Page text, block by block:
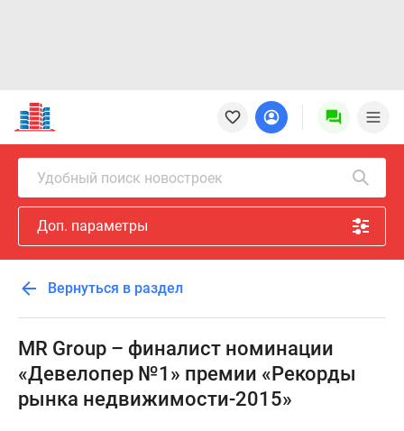
Новостройки
Квартиры
Ипотека
Новостройки
Москвы
Новостройки
Подмосковья
Новостройки
Москвы
Готовые
новостройки
Новостройки
карте
Удобный поиск новостроек
Доп. параметры
Вернуться в раздел
MR Group – финалист номинации
«Девелопер №1» премии «Рекорды
рынка недвижимости-2015»